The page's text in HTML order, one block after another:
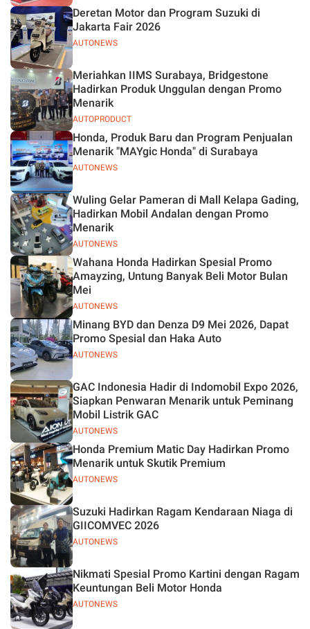
AUTONEWS
Deretan Motor dan Program Suzuki di
Jakarta Fair 2026
AUTOPRODUCT
Meriahkan IIMS Surabaya, Bridgestone
Hadirkan Produk Unggulan dengan Promo
Menarik
AUTONEWS
Honda, Produk Baru dan Program Penjualan
Menarik "MAYgic Honda" di Surabaya
AUTONEWS
Wuling Gelar Pameran di Mall Kelapa Gading,
Hadirkan Mobil Andalan dengan Promo
Menarik
AUTONEWS
Wahana Honda Hadirkan Spesial Promo
Amayzing, Untung Banyak Beli Motor Bulan
Mei
AUTONEWS
Minang BYD dan Denza D9 Mei 2026, Dapat
Promo Spesial dan Haka Auto
AUTONEWS
GAC Indonesia Hadir di Indomobil Expo 2026,
Siapkan Penwaran Menarik untuk Peminang
Mobil Listrik GAC
AUTONEWS
Honda Premium Matic Day Hadirkan Promo
Menarik untuk Skutik Premium
AUTONEWS
Suzuki Hadirkan Ragam Kendaraan Niaga di
GIICOMVEC 2026
AUTONEWS
Nikmati Spesial Promo Kartini dengan Ragam
Keuntungan Beli Motor Honda